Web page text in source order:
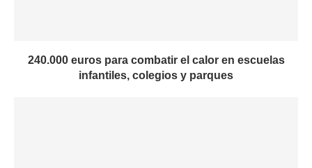
240.000 euros para combatir el calor en escuelas
infantiles, colegios y parques